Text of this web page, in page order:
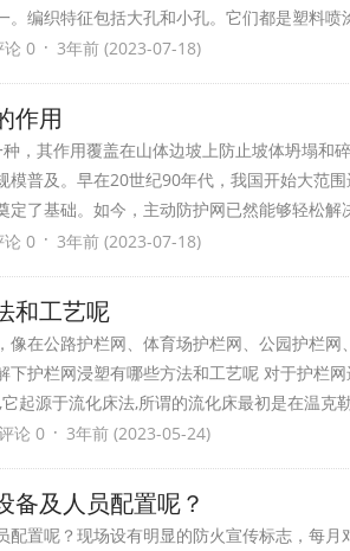
。编织特征包括大孔和小孔。它们都是塑料
论 0 · 3年前 (2023-07-18)
作用
，其作用覆盖在山体边坡上防止坡体坍塌和
模普及。早在20世纪90年代，我国开始大范
定了基础。如今，主动防护网已然能够轻松
论 0 · 3年前 (2023-07-18)
和工艺呢
像在公路护栏网、体育场护栏网、公园护栏
下护栏网浸塑有哪些方法和工艺呢 对于护栏
起源于流化床法,所谓的流化床最初是在温克
论 0 · 3年前 (2023-05-24)
备及人员配置呢？
配置呢？现场设有明显的防火宣传标志，每